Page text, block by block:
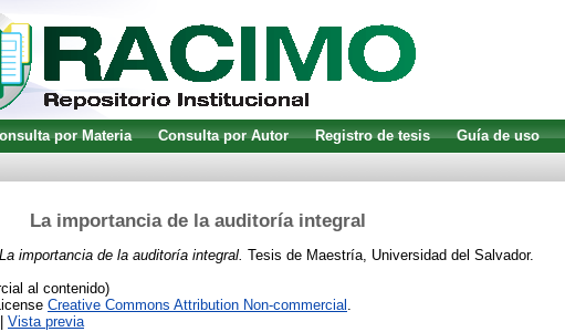
por Materia Consulta por Autor Registro de tesis Guía de uso
La importancia de la auditoría integral
La importancia de la auditoría integral. Tesis de Maestría, Universidad del Salvador.
al contenido)
Creative Commons Attribution Non-commercial .
Vista previa